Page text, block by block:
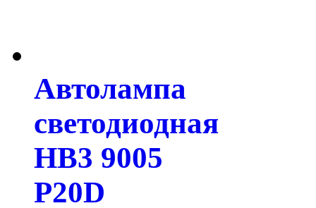
Автолампа
светодиодная
HB3 9005
P20D